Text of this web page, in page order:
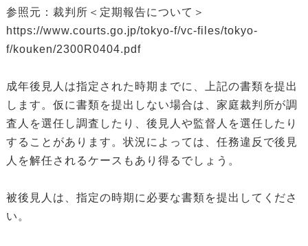
参照元：裁判所＜定期報告について＞
https://www.courts.go.jp/tokyo-f/vc-files/tokyo-
f/kouken/2300R0404.pdf
成年後見人は指定された時期までに、上記の書類を提出
します。仮に書類を提出しない場合は、家庭裁判所が調
査人を選任し調査したり、後見人や監督人を選任したり
することがあります。状況によっては、任務違反で後見
人を解任されるケースもあり得るでしょう。
被後見人は、指定の時期に必要な書類を提出してくださ
い。